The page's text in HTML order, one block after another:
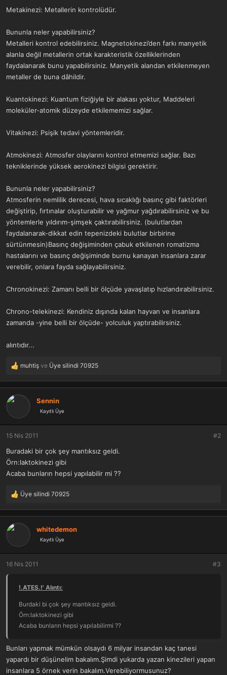
Metakinezi: Metallerin kontrolüdür.
Bununla neler yapabilirsiniz?
Metalleri kontrol edebilirsiniz. Magnetokinezi’den farkı manyetik
alanla değil metallerin ortak karakteristik özelliklerinden
faydalanarak bunu yapabilirsiniz. Manyetik alandan etkilenmeyen
metaller de buna dâhildir.
Kuantokinezi: Kuantum fiziğiyle bir alakası yoktur, Maddeleri
moleküler-atomik düzeyde etkilememizi sağlar.
Vitakinezi: Psişik tedavi yöntemleridir.
Atmokinezi: Atmosfer olaylarını kontrol etmemizi sağlar. Bazı
tekniklerinde yüksek aerokinezi bilgisi gerektirir.
Bununla neler yapabilirsiniz?
Atmosferin nemlilik derecesi, hava sıcaklığı basınç gibi faktörleri
değiştirip, fırtınalar oluşturabilir ve yağmur yağdırabilirsiniz ve bu
yöntemlerle yıldırım-şimşek çaktırabilirsiniz. (bulutlardan
faydalanarak-dikkat edin tepenizdeki bulutlar birbirine
sürtünmesin)Basınç değişiminden çabuk etkilenen romatizma
hastalarını ve basınç değişiminde burnu kanayan insanlara zarar
verebilir, onlara fayda sağlayabilirsiniz.
Chronokinezi: Zamanı belli bir ölçüde yavaşlatıp hızlandırabilirsiniz.
Chrono-telekinezi: Kendiniz dışında kalan hayvan ve insanlara
zamanda -yine belli bir ölçüde- yolculuk yaptırabilirsiniz.
alıntıdır...
T
p
k
l
e
r
muhtiş ve Üye silindi 70925
Sennin
Kayıtlı Üye
15 Nis 2011 #2
Buradaki bir çok şey mantıksız geldi.
Örn:laktokinezi gibi
Acaba bunların hepsi yapılabilir mi ??
T
p
k
l
e
r
Üye silindi 70925
whitedemon
Kayıtlı Üye
16 Nis 2011 #3
!.ATES.!' Alıntı:
Burdaki bi çok şey mantıksız geldi.
Örn:laktokinezi gibi
Acaba bunların hepsi yapılabilirmi ??
Bunları yapmak mümkün olsaydı 6 milyar insandan kaç tanesi
yapardı bir düşünelim bakalım.Şimdi yukarda yazan kinezileri yapan
insanlara 5 örnek verin bakalım.Verebiliyormusunuz?